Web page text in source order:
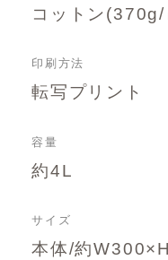
コットン(370g/
印刷方法
転写プリント
容量
約4L
サイズ
本体/約